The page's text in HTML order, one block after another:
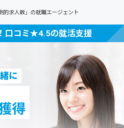
的求人数」の就職エージェント
口コミ★4.5の就活支援
に
得